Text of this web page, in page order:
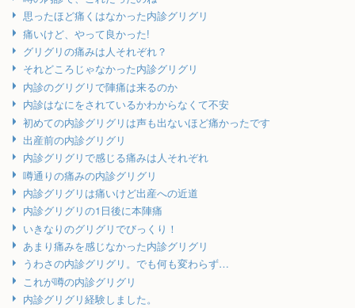
思ったほど痛くはなかった内診グリグリ
痛いけど、やって良かった!
グリグリの痛みは人それぞれ？
それどころじゃなかった内診グリグリ
内診のグリグリで陣痛は来るのか
内診はなにをされているかわからなくて不安
初めての内診グリグリは声も出ないほど痛かったです
出産前の内診グリグリ
内診グリグリで感じる痛みは人それぞれ
噂通りの痛みの内診グリグリ
内診グリグリは痛いけど出産への近道
内診グリグリの1日後に本陣痛
いきなりのグリグリでびっくり！
あまり痛みを感じなかった内診グリグリ
うわさの内診グリグリ。でも何も変わらず…
これが噂の内診グリグリ
内診グリグリ経験しました。